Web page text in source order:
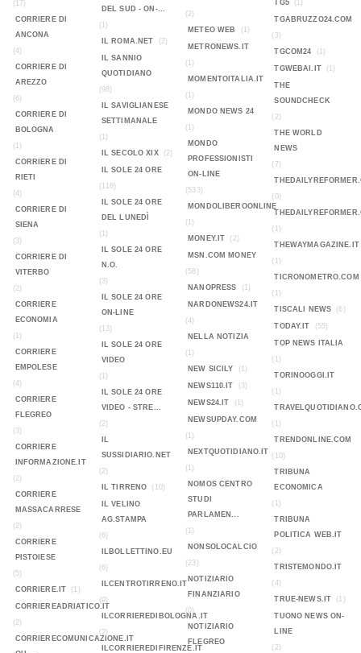
(17)
CORRIERE DI
ANCONA
(4)
CORRIERE DI
AREZZO
(6)
CORRIERE DI
BOLOGNA
(1)
CORRIERE DI
RIETI
(4)
CORRIERE DI
SIENA
(3)
CORRIERE DI
VITERBO
(2)
CORRIERE
ECONOMIA
(1)
CORRIERE
EMPOLESE
(4)
CORRIERE
FLEGREO
(3)
CORRIERE
INFORMAZIONE.IT
(2)
CORRIERE
MASSACARRESE
(2)
CORRIERE
PISTOIESE
(5)
CORRIERE.IT
(1)
CORRIEREADRIATICO.IT
(2)
CORRIERECOMUNICAZIONE.IT
DEL SUD - ON-...
(1)
IL ROMA.NET
(2)
IL SANNIO
QUOTIDIANO
(98)
IL SAVIGLIANESE
SETTIMANALE
(1)
IL SECOLO XIX
(2)
IL SOLE 24 ORE
(116)
IL SOLE 24 ORE
DEL LUNEDÌ
(1)
IL SOLE 24 ORE
N.O.
(3)
IL SOLE 24 ORE
ON-LINE
(13)
IL SOLE 24 ORE
VIDEO
(1)
IL SOLE 24 ORE
VIDEO - STRE...
(2)
IL
SUSSIDIARIO.NET
(2)
IL TIRRENO
(10)
IL VELINO
AG.STAMPA
(6)
ILBOLLETTINO.EU
(6)
ILCENTROTIRRENO.IT
(9)
ILCORRIEREDIBOLOGNA.IT
(2)
ILCORRIEREDIFIRENZE.IT
(2)
METEO WEB
(1)
METRONEWS.IT
(1)
MOMENTOITALIA.IT
(1)
MONDO NEWS 24
(1)
MONDO
PROFESSIONISTI
ON-LINE
(533)
MONDOLIBEROONLINE
(1)
MONEY.IT
(2)
MSN.COM MONEY
(58)
NANOPRESS
(1)
NARDONEWS24.IT
(4)
NELLA NOTIZIA
(1)
NEW SICILY
(1)
NEWS110.IT (3)
NEWS24.IT (1)
NEWSUPDAY.COM
(1)
NEXTQUOTIDIANO.IT
(1)
NOMOS CENTRO
STUDI
PARLAMEN...
(1)
NONSOLOCALCIO
(23)
NOTIZIARIO
FINANZIARIO
(0)
NOTIZIARIO
FLEGREO
TG5 (1)
TGABRUZZO24.COM
(3)
TGCOM24
(1)
TGWEBAI.IT (1)
THE
SOUNDCHECK
(2)
THE WORLD
NEWS
(7)
(0)
(1)
THEWAYMAGAZINE.IT
(1)
TICRONOMETRO.COM
(1)
TISCALI NEWS
(6)
TODAY.IT (55)
TOP NEWS ITALIA
(1)
TORINOOGGI.IT
(1)
(1)
TRENDONLINE.COM
(10)
TRIBUNA
ECONOMICA
(1)
TRIBUNA
POLITICA WEB.IT
(2)
TRISTEMONDO.IT
(4)
TRUE-NEWS.IT
(1)
TUONO NEWS ON-
LINE
(2)